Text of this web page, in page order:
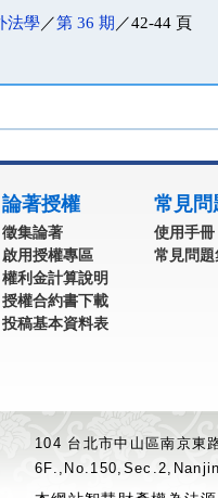
法學／第 36 期 ／42-44 頁
論著授權
徵集論著
啟用授權專區
權利金計算說明
授權合約書下載
投稿基本資料表
常見問
使用手冊
常見問題
104 台北市中山區南京東